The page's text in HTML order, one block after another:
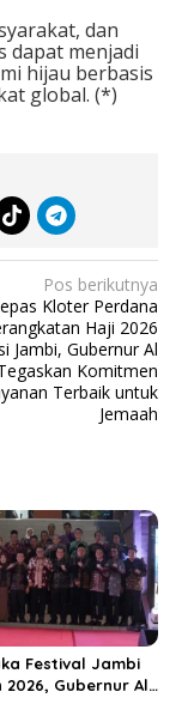
dan
dapat menjadi
hijau berbasis
global. (*)
Pos berikutnya
Kloter Perdana
Haji 2026
Jambi, Gubernur Al
Komitmen
Terbaik untuk
Jemaah
Festival Jambi
2026, Gubernur Al